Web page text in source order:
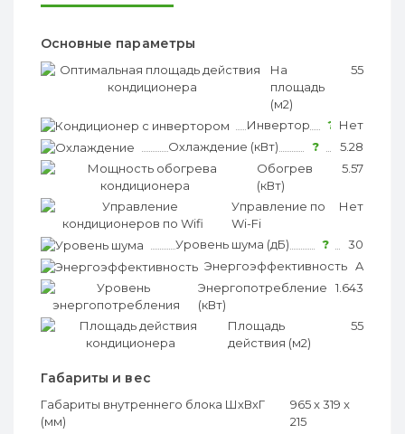
Основные параметры
На
площадь
(м2)
?
55
Инвертор ?
Нет
Охлаждение (кВт)
?
5.28
Обогрев
(кВт)
?
5.57
Управление по
Wi-Fi
?
Нет
Уровень шума (дБ) ?
30
Энергоэффективность ?
A
Энергопотребление
(кВт)
?1.643
Площадь
действия (м2)
?
55
Габариты и вес
Габариты внутреннего блока ШхВхГ
(мм)
965 x 319 x
215